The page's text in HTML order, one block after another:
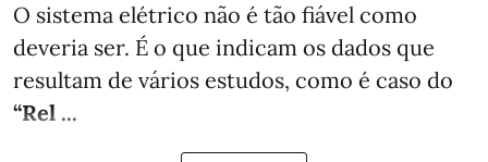
O sistema elétrico não é tão fiável como
deveria ser. É o que indicam os dados que
resultam de vários estudos, como é caso do
“Rel ...